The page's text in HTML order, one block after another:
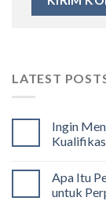
LATEST
Ingin
Apa Itu
untuk